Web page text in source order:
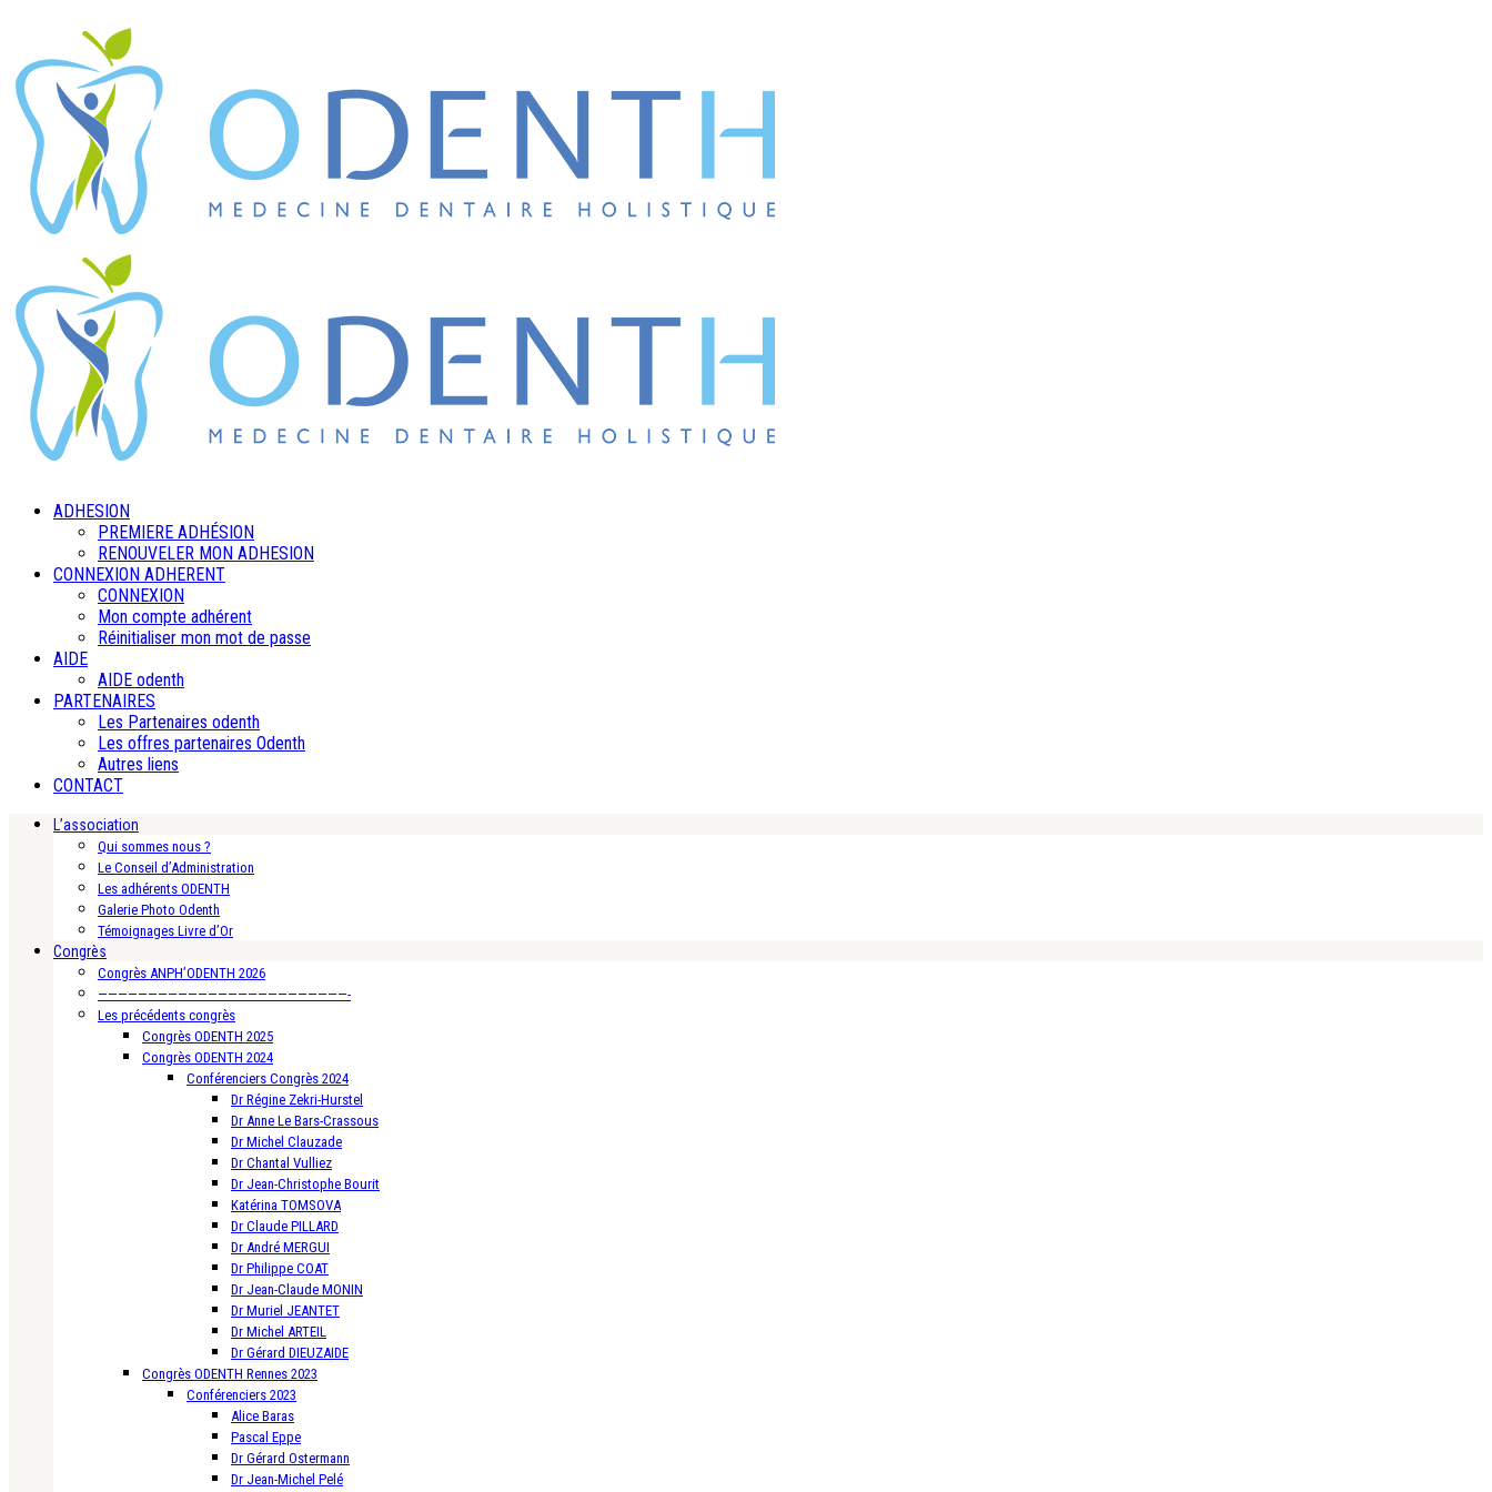
ADHESION
PREMIERE ADHÉSION
RENOUVELER MON ADHESION
CONNEXION ADHERENT
CONNEXION
Mon compte adhérent
Réinitialiser mon mot de passe
AIDE
AIDE odenth
PARTENAIRES
Les Partenaires odenth
Les offres partenaires Odenth
Autres liens
CONTACT
L’association
Qui sommes nous ?
Le Conseil d’Administration
Les adhérents ODENTH
Galerie Photo Odenth
Témoignages Livre d’Or
Congrès
Congrès ANPH’ODENTH 2026
—————————————————————————-
Les précédents congrès
Congrès ODENTH 2025
Congrès ODENTH 2024
Conférenciers Congrès 2024
Dr Régine Zekri-Hurstel
Dr Anne Le Bars-Crassous
Dr Michel Clauzade
Dr Chantal Vulliez
Dr Jean-Christophe Bourit
Katérina TOMSOVA
Dr Claude PILLARD
Dr André MERGUI
Dr Philippe COAT
Dr Jean-Claude MONIN
Dr Muriel JEANTET
Dr Michel ARTEIL
Dr Gérard DIEUZAIDE
Congrès ODENTH Rennes 2023
Conférenciers 2023
Alice Baras
Pascal Eppe
Dr Gérard Ostermann
Dr Jean-Michel Pelé